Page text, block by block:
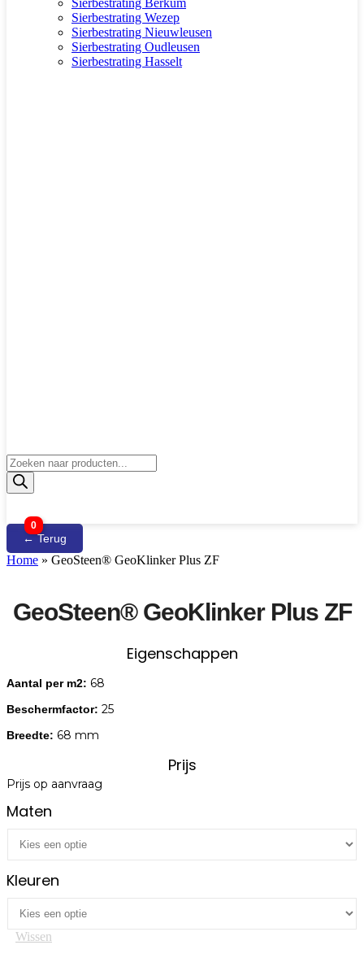
Sierbestrating Wezep
Sierbestrating Nieuwleusen
Sierbestrating Oudleusen
Sierbestrating Hasselt
Producten
zoeken
0
← Terug
Home » GeoSteen® GeoKlinker Plus ZF
GeoSteen® GeoKlinker Plus ZF
Eigenschappen
Aantal per m2: 68
Beschermfactor: 25
Breedte: 68 mm
Prijs
Prijs op aanvraag
Maten
Kleuren
Wissen